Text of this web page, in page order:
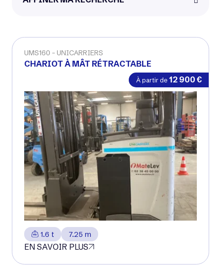
CHARIOT À MÂT RÉTRACTABLE
UNICARRIERS
UMS160
À partir de 12 900 €
1.6 t 7.25 m
EN SAVOIR PLUS